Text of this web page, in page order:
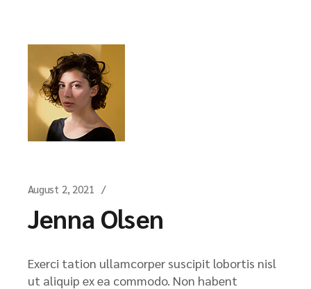
August 2, 2021
Jenna Olsen
Exerci tation ullamcorper suscipit lobortis nisl
ut aliquip ex ea commodo. Non habent